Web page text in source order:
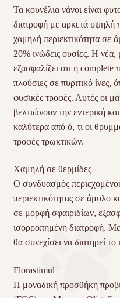
Τα κουνέλια νάνοι είναι
διατροφή με αρκετά υψηλή
χαμηλή περιεκτικότητα σε
20% ινώδεις ουσίες. Η νέα,
εξασφαλίζει οτι η complete
πλούσιες σε πυριτικό ίνες,
φυσικές τροφές. Αυτές οι
βελτιώνουν την εντερική
καλύτερα από ό, τι οι
τροφές τρωκτικών.
Χαμηλή σε θερμίδες
Ο συνδυασμός
περιεκτικότητας σε άμυλο
σε μορφή σφαιριδίων,
ισορροπημένη διατροφή.
θα συνεχίσει να διατηρεί το
Florastimul
Η μοναδική προσθήκη